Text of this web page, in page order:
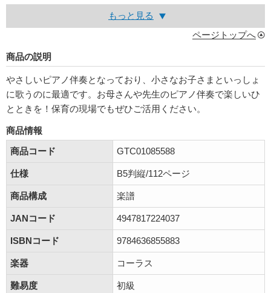
もっと見る
ページトップへ
商品の説明
やさしいピアノ伴奏となっており、小さなお子さまといっしょ
に歌うのに最適です。お母さんや先生のピアノ伴奏で楽しいひ
とときを！保育の現場でもぜひご活用ください。
商品情報
商品コード
GTC01085588
仕様 B5判縦/112ページ
商品構成 楽譜
JANコード 4947817224037
ISBNコード 9784636855883
楽器 コーラス
難易度 初級